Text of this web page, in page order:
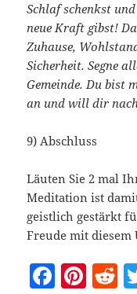
Schlaf schenkst
neue Kraft gibst!
Zuhause,
Sicherheit. Segne
Gemeinde. Du bist
an und will dir
9) Abschluss
Läuten Sie 2 mal
Meditation ist
geistlich gestärkt
Freude mit diesem
F Pi R